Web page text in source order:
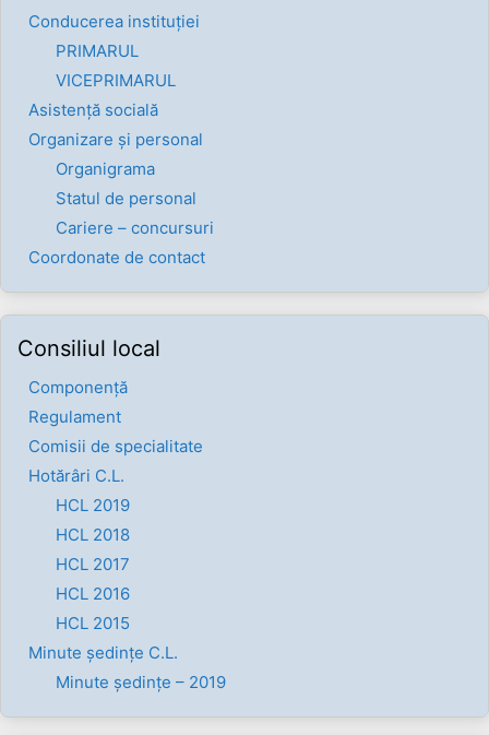
Conducerea instituției
PRIMARUL
VICEPRIMARUL
Asistență socială
Organizare și personal
Organigrama
Statul de personal
Cariere – concursuri
Coordonate de contact
Consiliul local
Componenţă
Regulament
Comisii de specialitate
Hotărâri C.L.
HCL 2019
HCL 2018
HCL 2017
HCL 2016
HCL 2015
Minute ședințe C.L.
Minute ședințe – 2019